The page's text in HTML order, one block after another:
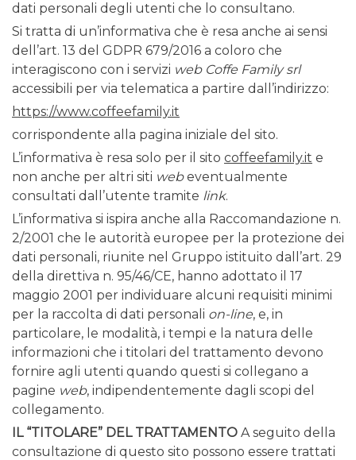
dati personali degli utenti che lo consultano.
Si tratta di un’informativa che è resa anche ai sensi
dell’art. 13 del GDPR 679/2016 a coloro che
interagiscono con i servizi web Coffe Family srl
accessibili per via telematica a partire dall’indirizzo:
https://www.coffeefamily.it
corrispondente alla pagina iniziale del sito.
L’informativa è resa solo per il sito coffeefamily.it e
non anche per altri siti webeventualmente
consultati dall’utente tramite link.
L’informativa si ispira anche alla Raccomandazione n.
2/2001 che le autorità europee per la protezione dei
dati personali, riunite nel Gruppo istituito dall’art. 29
della direttiva n. 95/46/CE, hanno adottato il 17
maggio 2001 per individuare alcuni requisiti minimi
per la raccolta di dati personali on-line, e, in
particolare, le modalità, i tempi e la natura delle
informazioni che i titolari del trattamento devono
fornire agli utenti quando questi si collegano a
pagine web, indipendentemente dagli scopi del
collegamento.
IL “TITOLARE” DEL TRATTAMENTO A seguito della
consultazione di questo sito possono essere trattati